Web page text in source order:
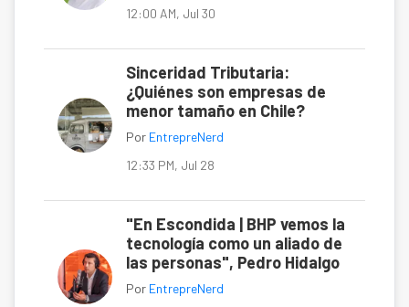
12:00 AM, Jul 30
Sinceridad Tributaria:
¿Quiénes son empresas de
menor tamaño en Chile?
Por EntrepreNerd
12:33 PM, Jul 28
"En Escondida | BHP vemos la
tecnología como un aliado de
las personas", Pedro Hidalgo
Por EntrepreNerd